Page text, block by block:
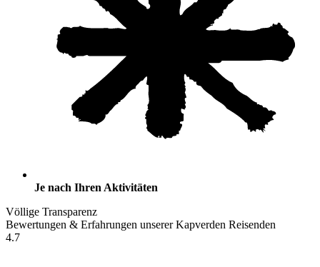
Je nach Ihren Aktivitäten
Völlige Transparenz
Bewertungen & Erfahrungen unserer Kapverden Reisenden
4.7